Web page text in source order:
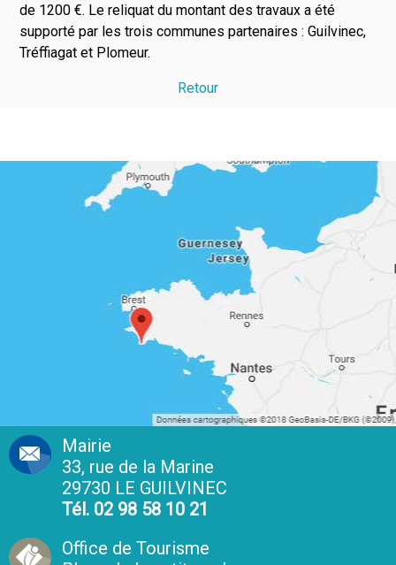
de 1200 €. Le reliquat du montant des travaux a été
supporté par les trois communes partenaires : Guilvinec,
Tréffiagat et Plomeur.
Retour
Mairie
33, rue de la Marine
29730 LE GUILVINEC
Tél. 02 98 58 10 21
Office de Tourisme